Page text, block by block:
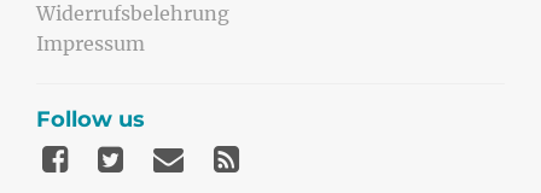
Widerrufsbelehrung
Impressum
Follow us